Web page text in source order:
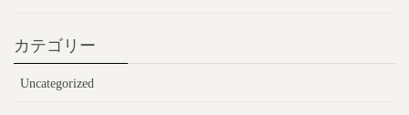
カテゴリー
Uncategorized